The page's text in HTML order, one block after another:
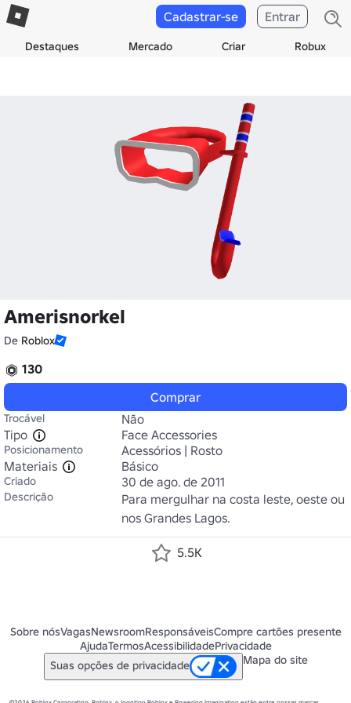
Destaques Mercado Criar Robux
Cadastrar-se Entrar
Amerisnorkel
De Roblox
130
Comprar
Trocável
Não
Tipo
Face Accessories
Posicionamento
Acessórios | Rosto
Materiais
Básico
Criado 30 de ago. de 2011
Descrição
Para mergulhar na costa leste, oeste ou
nos Grandes Lagos.
5.5K
Sobre nósVagasNewsroomResponsáveisCompre cartões presente
AjudaTermosAcessibilidadePrivacidade
Suas opções de privacidade
Mapa do site